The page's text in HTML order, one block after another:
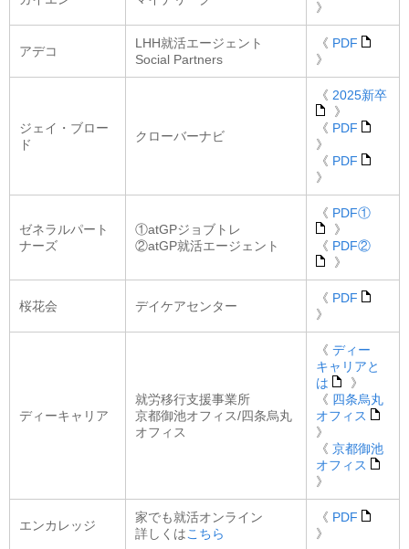
》
アデコ
LHH就活エージェント
Social Partners
《 PDF
》
ジェイ・ブロー
ド
クローバーナビ
《 2025新卒
》
《 PDF
》
《 PDF
》
ゼネラルパート
ナーズ
①atGPジョブトレ
②atGP就活エージェント
《 PDF①
》
《 PDF②
》
桜花会 デイケアセンター
《 PDF
》
ディーキャリア
就労移行支援事業所
京都御池オフィス/四条烏丸
オフィス
《 ディー
キャリアと
は
》
《 四条烏丸
オフィス
》
《 京都御池
オフィス
》
エンカレッジ
家でも就活オンライン
詳しくはこちら
《 PDF
》